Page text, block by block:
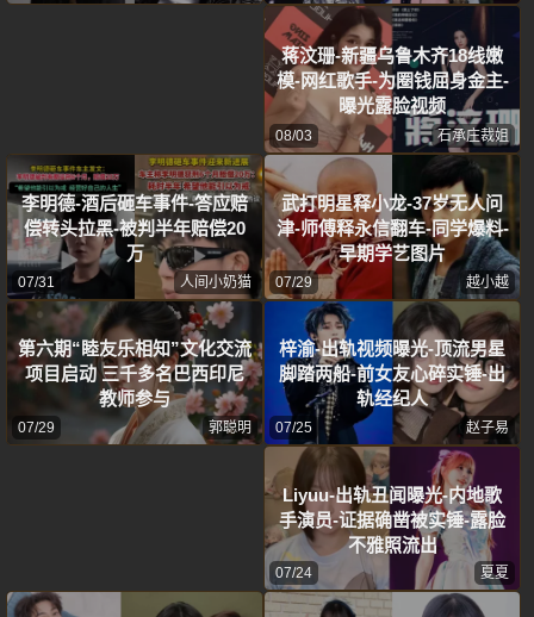
蒋汶珊-新疆乌鲁木齐18线嫩
模-网红歌手-为圈钱屈身金主-
曝光露脸视频
08/03 石承庄裁姐
李明德-酒后砸车事件-答应赔
偿转头拉黑-被判半年赔偿20
万
07/31 人间小奶猫
武打明星释小龙-37岁无人问
津-师傅释永信翻车-同学爆料-
早期学艺图片
07/29 越小越
第六期“睦友乐相知”文化交流
项目启动 三千多名巴西印尼
教师参与
07/29 郭聪明
梓渝-出轨视频曝光-顶流男星
脚踏两船-前女友心碎实锤-出
轨经纪人
07/25 赵子易
Liyuu-出轨丑闻曝光-内地歌
手演员-证据确凿被实锤-露脸
不雅照流出
07/24 夏夏